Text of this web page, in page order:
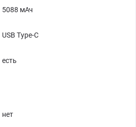
5088 мАч
USB Type-C
есть
нет